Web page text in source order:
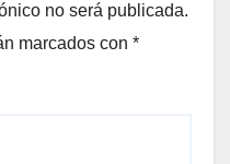
no será publicada.
marcados con *